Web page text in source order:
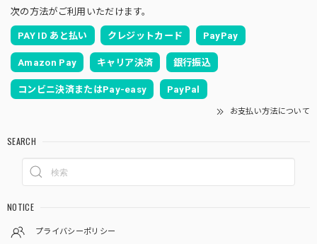
次の方法がご利用いただけます。
PAY ID あと払い クレジットカード PayPay
Amazon Pay キャリア決済 銀行振込
コンビニ決済またはPay-easy PayPal
お支払い方法について
SEARCH
NOTICE
プライバシーポリシー